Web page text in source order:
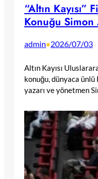
“Altın Kayısı”
Konuğu
admin•2026/07/03
Altın Kayısı
konuğu, dünyaca ünlü
yazarı ve yönetmen